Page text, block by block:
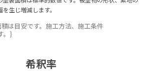
生じ増減します。
は目安です。施工方法、施工条件
。}
希釈率